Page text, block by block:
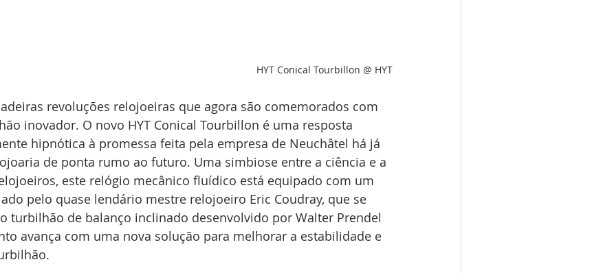
HYT Conical Tourbillon @ HYT
revoluções relojoeiras que agora são comemorados com
inovador. O novo HYT Conical Tourbillon é uma resposta
hipnótica à promessa feita pela empresa de Neuchâtel há já
de ponta rumo ao futuro. Uma simbiose entre a ciência e a
este relógio mecânico fluídico está equipado com um
pelo quase lendário mestre relojoeiro Eric Coudray, que se
turbilhão de balanço inclinado desenvolvido por Walter Prendel
avança com uma nova solução para melhorar a estabilidade e